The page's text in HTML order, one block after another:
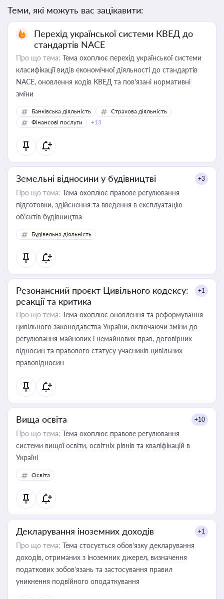
Теми, які можуть вас зацікавити:
Перехід української системи КВЕД до
стандартів NACE
Про що тема: Тема охоплює перехід української системи
класифікації видів економічної діяльності до стандартів
NACE, оновлення кодів КВЕД та пов'язані нормативні
зміни
Банківська діяльність
Страхова діяльність
Фінансові послуги
+13
Земельні відносини у будівництві +3
Про що тема: Тема охоплює правове регулювання
підготовки, здійснення та введення в експлуатацію
об’єктів будівництва
Будівельна діяльність
Резонансний проєкт Цивільного кодексу:
реакції та критика
+1
Про що тема: Тема охоплює оновлення та реформування
цивільного законодавства України, включаючи зміни до
регулювання майнових і немайнових прав, договірних
відносин та правового статусу учасників цивільних
правовідносин
Вища освіта +10
Про що тема: Тема охоплює правове регулювання
системи вищої освіти, освітніх рівнів та кваліфікацій в
Україні
Освіта
Декларування іноземних доходів +1
Про що тема: Тема стосується обов’язку декларування
доходів, отриманих з іноземних джерел, визначення
податкових зобов’язань та застосування правил
уникнення подвійного оподаткування